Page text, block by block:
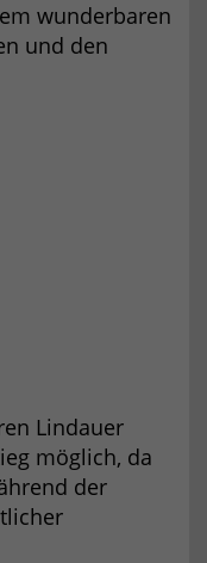
wunderbaren
und den
Lindauer
möglich, da
der